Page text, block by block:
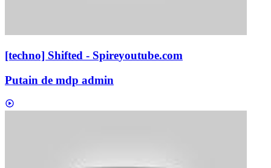
[techno] Shifted - Spireyoutube.com
Putain de mdp admin